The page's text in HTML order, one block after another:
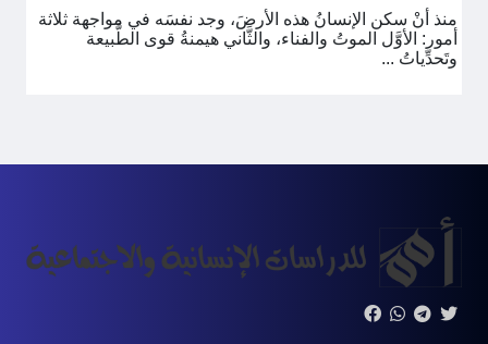
منذ أنْ سكن الإنسانُ هذه الأرضَ، وجد نفسَه في مواجهة ثلاثة
أمور: الأوَّل الموتُ والفناء، والثَّاني هيمنةُ قوى الطَّبيعة
وتَحدِّياتُ ...